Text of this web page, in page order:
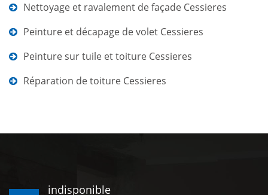
Nettoyage et ravalement de façade Cessieres
Peinture et décapage de volet Cessieres
Peinture sur tuile et toiture Cessieres
Réparation de toiture Cessieres
indisponible